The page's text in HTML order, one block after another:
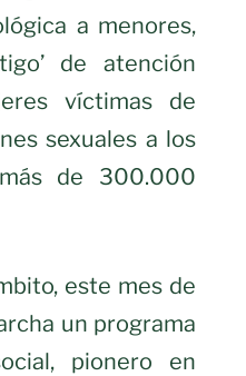
a menores,
de atención
víctimas de
sexuales a los
de 300.000
este mes de
un programa
pionero en